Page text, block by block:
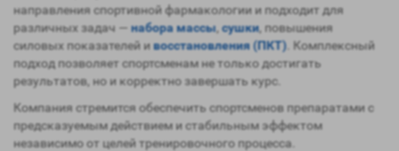
направления спортивной фармакологии и подходит для
различных задач — набора массы ,сушки, повышения
силовых показателей ивосстановления (ПКТ) . Комплексный
подход позволяет спортсменам не только достигать
результатов, но и корректно завершать курс.
Компания стремится обеспечить спортсменов препаратами с
предсказуемым действием и стабильным эффектом
независимо от целей тренировочного процесса.